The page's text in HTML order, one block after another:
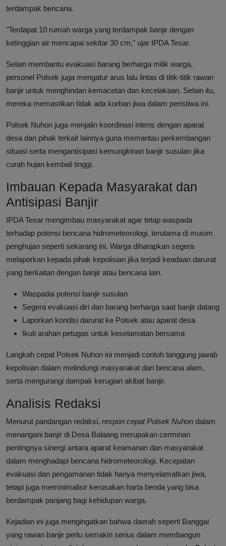
terdampak bencana.
"Terdapat 10 rumah warga yang terdampak banjir dengan
ketinggian air mencapai sekitar 30 cm," ujar IPDA Tesar.
Selain membantu evakuasi barang berharga milik warga,
personel Polsek juga mengatur arus lalu lintas di titik-titik rawan
banjir untuk menghindari kemacetan dan kecelakaan. Selain itu,
mereka memastikan tidak ada korban jiwa dalam peristiwa ini.
Polsek Nuhon juga menjalin koordinasi intens dengan aparat
desa dan pihak terkait lainnya guna memantau perkembangan
situasi serta mengantisipasi kemungkinan banjir susulan jika
curah hujan kembali tinggi.
Imbauan Kepada Masyarakat dan
Antisipasi Banjir
IPDA Tesar mengimbau masyarakat agar tetap waspada
terhadap potensi bencana hidrometeorologi, terutama di musim
penghujan seperti sekarang ini. Warga diharapkan segera
melaporkan kepada pihak kepolisian jika terjadi keadaan darurat
yang berkaitan dengan banjir atau bencana lain.
Waspadai potensi banjir susulan
Segera evakuasi diri dan barang berharga saat banjir datang
Laporkan kondisi darurat ke Polsek atau aparat desa
Ikuti arahan petugas untuk keselamatan bersama
Langkah cepat Polsek Nuhon ini menjadi contoh tanggung jawab
kepolisian dalam melindungi masyarakat dari bencana alam,
serta mengurangi dampak kerugian akibat banjir.
Analisis Redaksi
Menurut pandangan redaksi, respon cepat Polsek Nuhon dalam
menangani banjir di Desa Balaang merupakan cerminan
pentingnya sinergi antara aparat keamanan dan masyarakat
dalam menghadapi bencana hidrometeorologi. Kecepatan
evakuasi dan pengamanan tidak hanya menyelamatkan jiwa,
tetapi juga meminimalisir kerusakan harta benda yang bisa
berdampak panjang bagi kehidupan warga.
Kejadian ini juga mengingatkan bahwa daerah seperti Banggai
yang rawan banjir perlu semakin serius dalam membangun